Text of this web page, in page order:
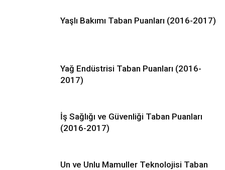
Yaşlı Bakımı Taban Puanları (2016-2017)
Yağ Endüstrisi Taban Puanları (2016-
2017)
İş Sağlığı ve Güvenliği Taban Puanları
(2016-2017)
Un ve Unlu Mamuller Teknolojisi Taban